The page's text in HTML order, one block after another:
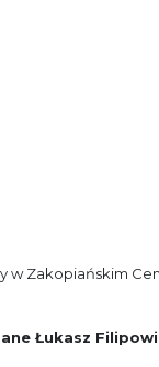
w Zakopiańskim
Łukasz